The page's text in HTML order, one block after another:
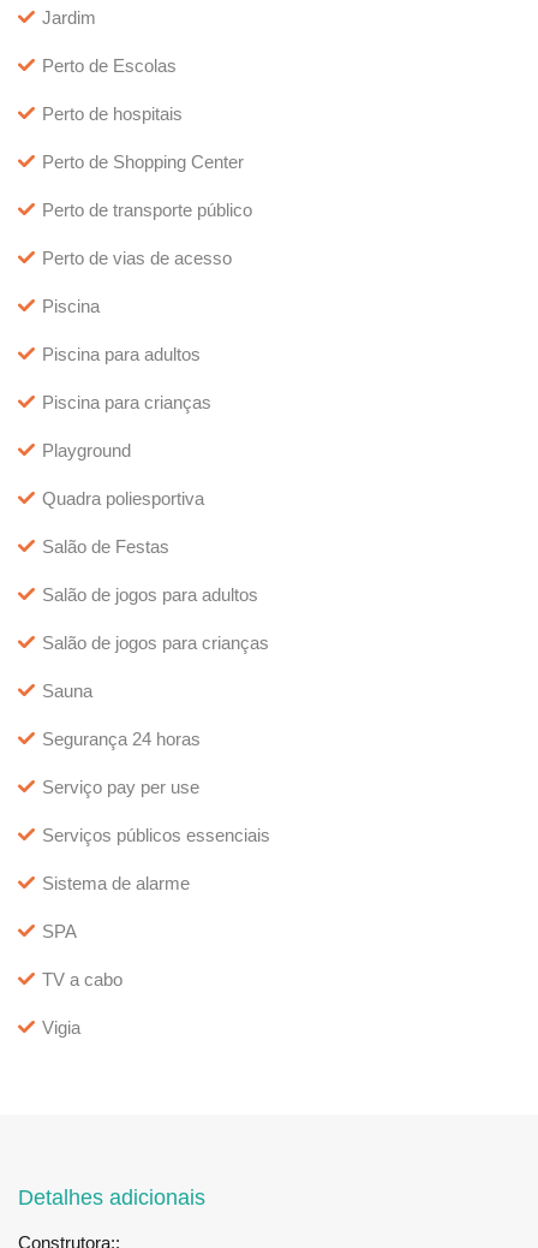
Jardim
Perto de Escolas
Perto de hospitais
Perto de Shopping Center
Perto de transporte público
Perto de vias de acesso
Piscina
Piscina para adultos
Piscina para crianças
Playground
Quadra poliesportiva
Salão de Festas
Salão de jogos para adultos
Salão de jogos para crianças
Sauna
Segurança 24 horas
Serviço pay per use
Serviços públicos essenciais
Sistema de alarme
SPA
TV a cabo
Vigia
Detalhes adicionais
Construtora::